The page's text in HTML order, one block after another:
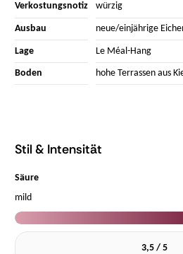
Verkostungsnotiz würzig
Ausbau neue/einjährige
Lage Le Méal-Hang
Boden hohe Terrassen aus
Stil & Intensität
Säure
mild
3,5 / 5